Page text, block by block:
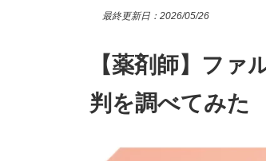
最終更新日： 2026/05/26
【薬剤師】フ
判を調べてみた